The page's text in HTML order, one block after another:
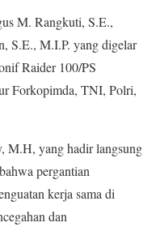
M. Rangkuti, S.E.,
S.E., M.I.P. yang digelar
Raider 100/PS
Forkopimda, TNI, Polri,
yang hadir langsung
pergantian
kerja sama di
dan